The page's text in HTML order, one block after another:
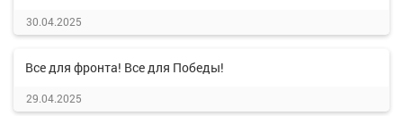
30.04.2025
Все для фронта! Все для Победы!
29.04.2025